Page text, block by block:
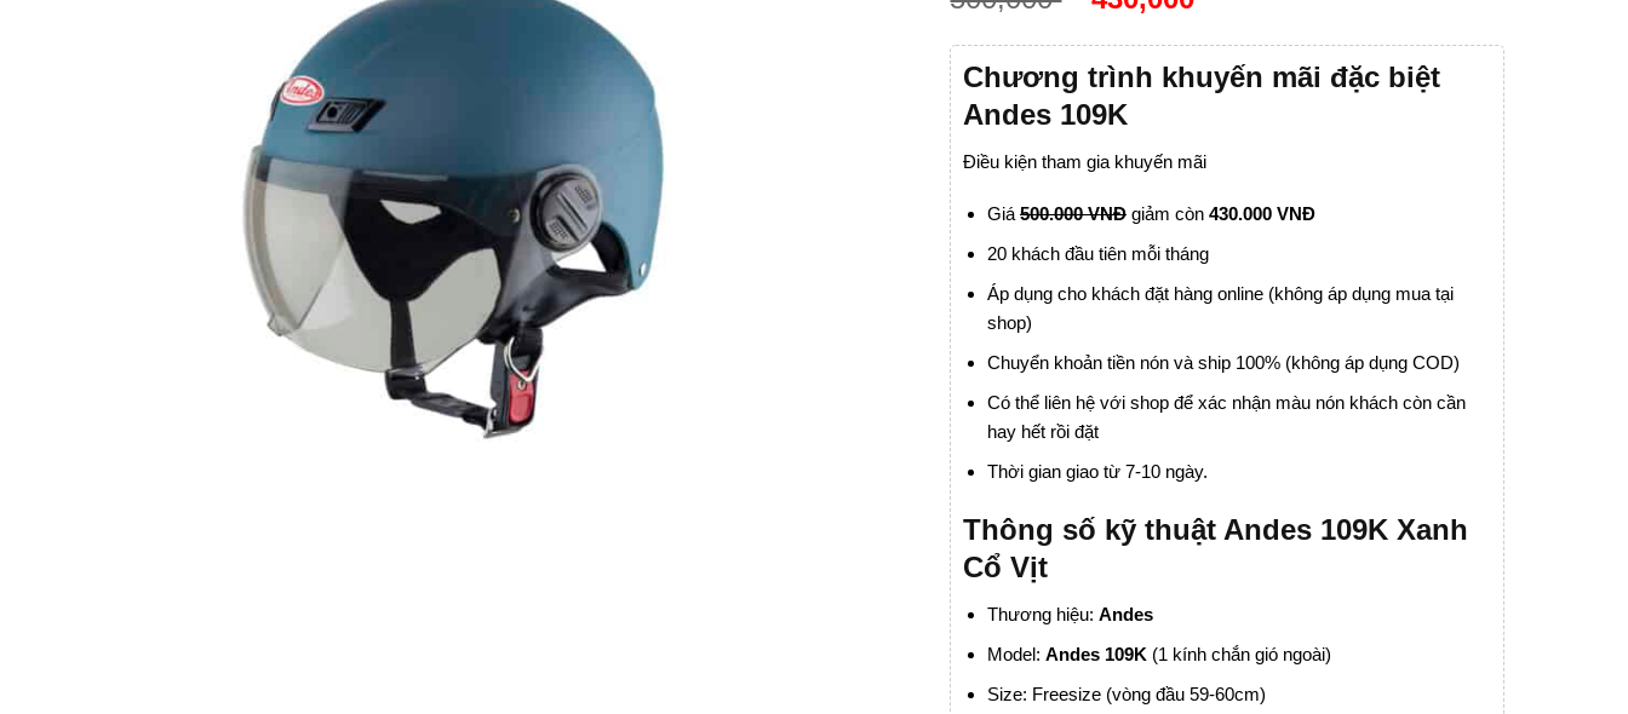
Chương trình khuyến mãi đặc biệt
Andes 109K
Điều kiện tham gia khuyến mãi
Giá 500.000 VNĐgiảm còn 430.000 VNĐ
20 khách đầu tiên mỗi tháng
Áp dụng cho khách đặt hàng online (không áp dụng mua tại
shop)
Chuyển khoản tiền nón và ship 100% (không áp dụng COD)
Có thể liên hệ với shop để xác nhận màu nón khách còn cần
hay hết rồi đặt
Thời gian giao từ 7-10 ngày.
Thông số kỹ thuật Andes 109K Xanh
Cổ Vịt
Thương hiệu: Andes
Model: Andes 109K (1 kính chắn gió ngoài)
Size: Freesize (vòng đầu 59-60cm)